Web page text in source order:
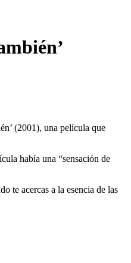
(2001), una película que
había una “sensación de
te acercas a la esencia de las